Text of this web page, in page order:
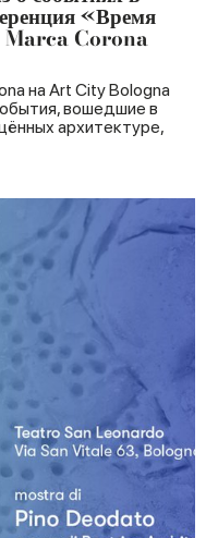
«Время
Marca Corona
на Art City Bologna
вошедшие в
архитектуре,